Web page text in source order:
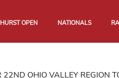
OPEN NATIONALS
OHIO VALLEY REGION